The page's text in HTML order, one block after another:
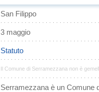
San Filippo
3 maggio
Statuto
Il Comune di Serramezzana non è
Serramezzana è un Comune